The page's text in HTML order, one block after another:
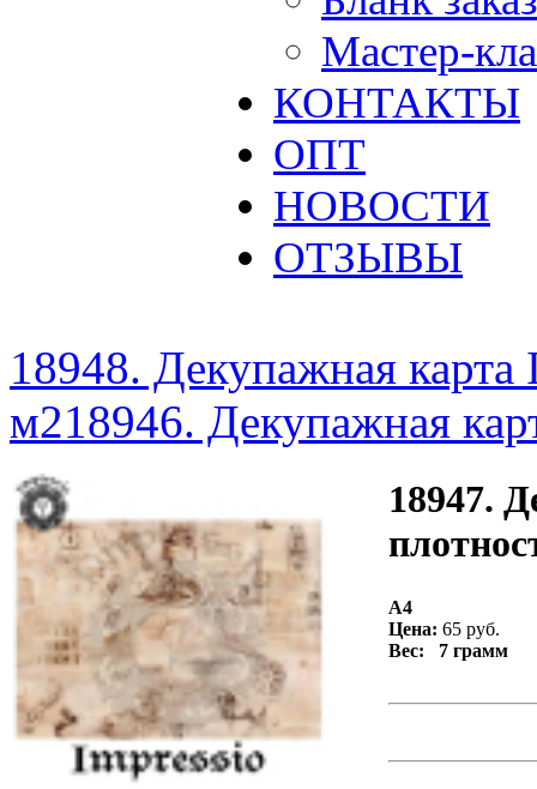
Мастер-
КОНТАКТЫ
ОПТ
НОВОСТИ
ОТЗЫВЫ
18948. Декупажная карта
м218946. Декупажная
18947.
A4
Цена: 65 руб.
Вес: 7 грамм